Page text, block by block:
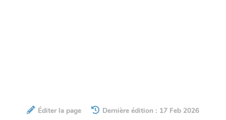
Éditer la page
Dernière édition : 17 Feb 2026